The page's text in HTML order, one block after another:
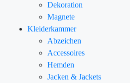
Dekoration
Magnete
Kleiderkammer
Abzeichen
Accessoires
Hemden
Jacken & Jackets